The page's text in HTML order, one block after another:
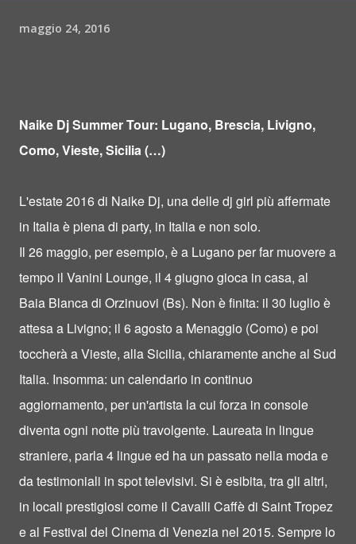
maggio 24, 2016
Naike Dj Summer Tour: Lugano, Brescia, Livigno,
Como, Vieste, Sicilia (…)
L'estate 2016 di Naike Dj, una delle dj girl più affermate
in Italia è piena di party, in Italia e non solo.
Il 26 maggio, per esempio, è a Lugano per far muovere a
tempo il Vanini Lounge, il 4 giugno gioca in casa, al
Baia Blanca di Orzinuovi (Bs). Non è finita: il 30 luglio è
attesa a Livigno; il 6 agosto a Menaggio (Como) e poi
toccherà a Vieste, alla Sicilia, chiaramente anche al Sud
Italia. Insomma: un calendario in continuo
aggiornamento, per un'artista la cui forza in console
diventa ogni notte più travolgente. Laureata in lingue
straniere, parla 4 lingue ed ha un passato nella moda e
da testimoniali in spot televisivi. Si è esibita, tra gli altri,
in locali prestigiosi come il Cavalli Caffè di Saint Tropez
e al Festival del Cinema di Venezia nel 2015. Sempre lo